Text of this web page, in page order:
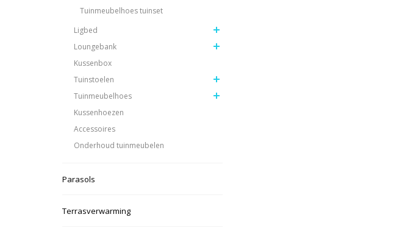
Tuinmeubelhoes tuinset
Ligbed
Loungebank
Kussenbox
Tuinstoelen
Tuinmeubelhoes
Kussenhoezen
Accessoires
Onderhoud tuinmeubelen
Parasols
Terrasverwarming